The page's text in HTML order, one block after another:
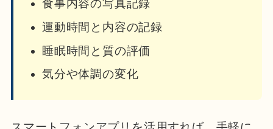
食事内容の写真記録
運動時間と内容の記録
睡眠時間と質の評価
気分や体調の変化